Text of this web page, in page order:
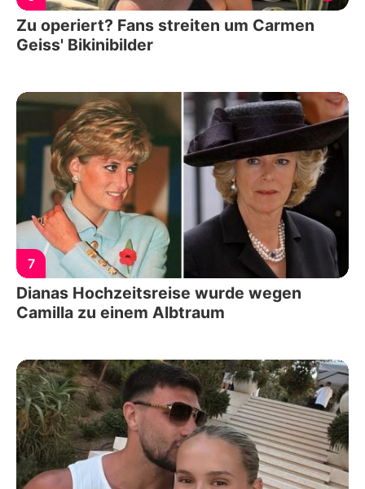
Zu operiert? Fans streiten um Carmen
Geiss' Bikinibilder
7
Dianas Hochzeitsreise wurde wegen
Camilla zu einem Albtraum